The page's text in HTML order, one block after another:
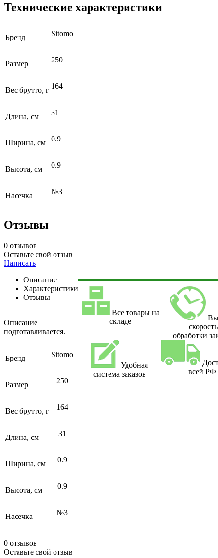
Технические характеристики
Бренд Sitomo
Размер 250
Вес брутто, г 164
Длина, см 31
Ширина, см 0.9
Высота, см 0.9
Насечка №3
Отзывы
0 отзывов
Оставьте свой отзыв
Написать
Описание
Характеристики
Отзывы
Описание
подготавливается.
Бренд Sitomo
Размер 250
Вес брутто, г 164
Длина, см 31
Ширина, см 0.9
Высота, см 0.9
Насечка №3
0 отзывов
Оставьте свой отзыв
Все товары на
складе
скорость
обработки
Удобная
система заказов
всей РФ